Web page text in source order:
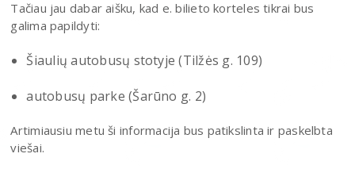
Tačiau jau dabar aišku, kad e. bilieto korteles tikrai bus
galima papildyti:
Šiaulių autobusų stotyje (Tilžės g. 109)
autobusų parke (Šarūno g. 2)
Artimiausiu metu ši informacija bus patikslinta ir paskelbta
viešai.